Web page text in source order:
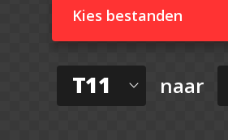
Kies bestanden
T11 naar